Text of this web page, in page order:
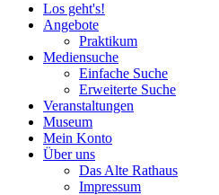
Los geht's!
Angebote
Praktikum
Mediensuche
Einfache Suche
Erweiterte Suche
Veranstaltungen
Museum
Mein Konto
Über uns
Das Alte Rathaus
Impressum